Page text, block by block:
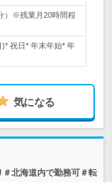
）※残業月20時間程
祝日* 年末年始* 年
気になる
北海道内で勤務可＃転